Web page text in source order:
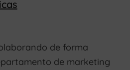
de forma
de marketing